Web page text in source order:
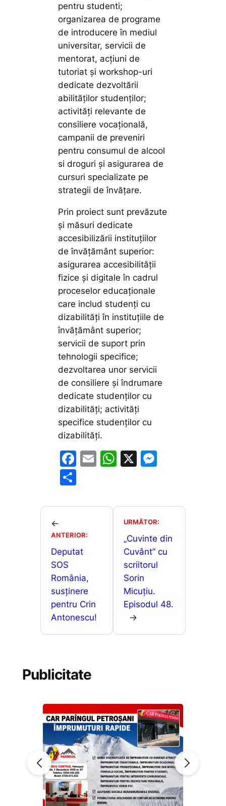
pentru studenti;
organizarea de programe
de introducere în mediul
universitar, servicii de
mentorat, acțiuni de
tutoriat și workshop-uri
dedicate dezvoltării
abilităților studenților;
activități relevante de
consiliere vocațională,
campanii de preveniri
pentru consumul de alcool
si droguri și asigurarea de
cursuri specializate pe
strategii de învățare.
Prin proiect sunt prevăzute
și măsuri dedicate
accesibilizării instituțiilor
de învățământ superior:
asigurarea accesibilității
fizice și digitale în cadrul
proceselor educaționale
care includ studenți cu
dizabilități în instituțiile de
învățământ superior;
servicii de suport prin
tehnologii specifice;
dezvoltarea unor servicii
de consiliere și îndrumare
dedicate studenților cu
dizabilități; activități
specifice studenților cu
dizabilități.
F
e
o
o
k
E
l
W
s
A
p
p
X
s
e
n
g
er
ta
a
z
ă
←
ANTERIOR:
Deputat
SOS
România,
susținere
pentru Crin
Antonescu!
URMĂTOR:
„Cuvinte din
Cuvânt” cu
scriitorul
Sorin
Micuțiu.
Episodul 48.
→
Publicitate